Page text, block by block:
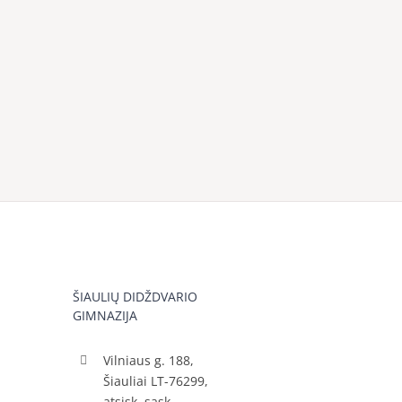
ŠIAULIŲ DIDŽDVARIO
GIMNAZIJA
Vilniaus g. 188,
Šiauliai LT-76299,